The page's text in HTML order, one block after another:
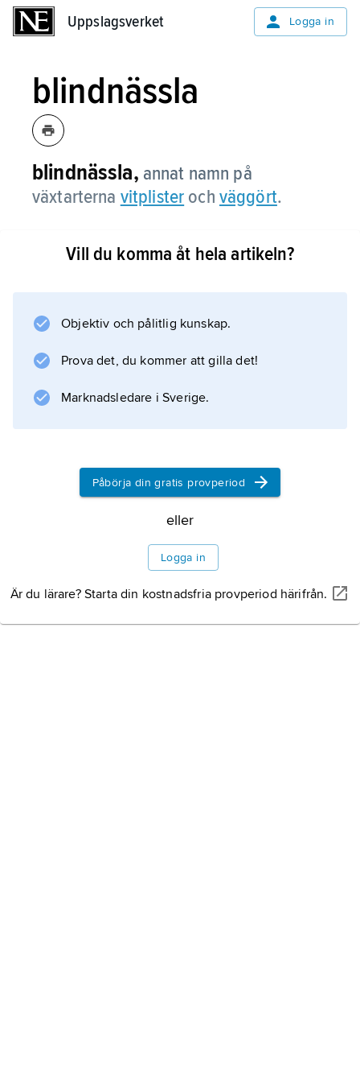
Uppslagsverket Logga in
blindnässla
blindnässla, annat namn på
växtarterna vitplister och väggört.
Vill du komma åt hela artikeln?
Objektiv och pålitlig kunskap.
Prova det, du kommer att gilla det!
Marknadsledare i Sverige.
Påbörja din gratis provperiod
eller
Logga in
Är du lärare? Starta din kostnadsfria provperiod härifrån.